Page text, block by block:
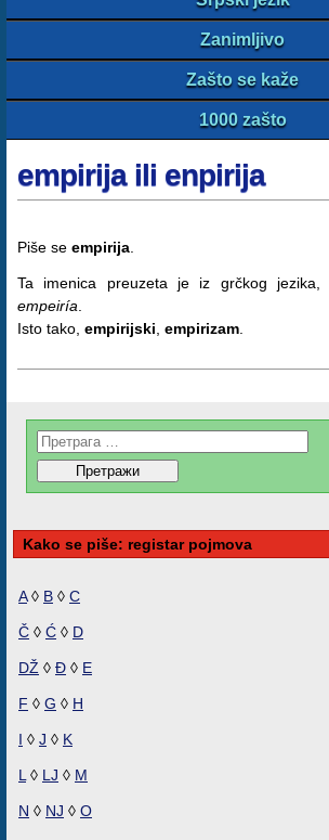
Zanimljivo
Zašto se kaže
1000 zašto
empirija ili enpirija
Piše se empirija
Ta imenica preuzeta je iz grčkog
empeiría
Isto tako, empirijski empirizam
Kako se piše: registar pojmova
A◊ B ◊ C
Č ◊ Ć ◊ D
DŽ ◊ Đ ◊ E
F ◊ G ◊ H
I ◊ J ◊ K
L ◊ LJ ◊ M
N ◊ NJ ◊ O